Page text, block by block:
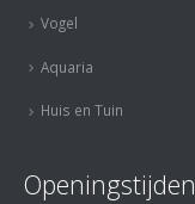
Vogel
Aquaria
Huis en Tuin
Openingstijden